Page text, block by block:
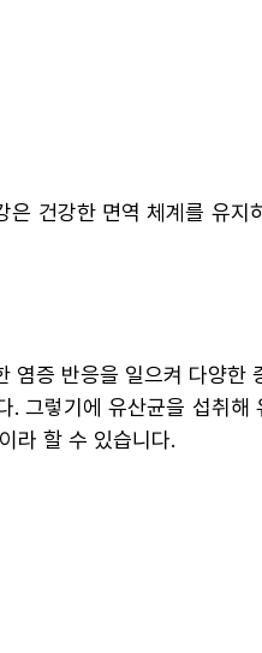
건강한 면역 체계를 유지
염증 반응을 일으켜 다양한
그렇기에 유산균을 섭취
라 할 수 있습니다.